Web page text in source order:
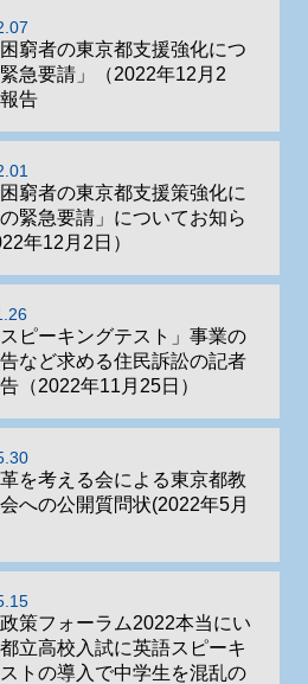
困窮者の東京都支援強化につ
急要請」（2022年12月2
告
困窮者の東京都支援策強化に
緊急要請」についてお知ら
年12月2日）
スピーキングテスト」事業の
など求める住民訴訟の記者
（2022年11月25日）
を考える会による東京都教
への公開質問状(2022年5月
政策フォーラム2022本当にい
立高校入試に英語スピーキ
トの導入で中学生を混乱の